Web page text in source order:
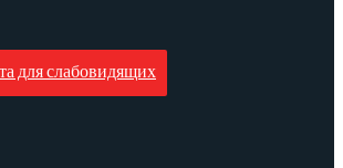
для слабовидящих